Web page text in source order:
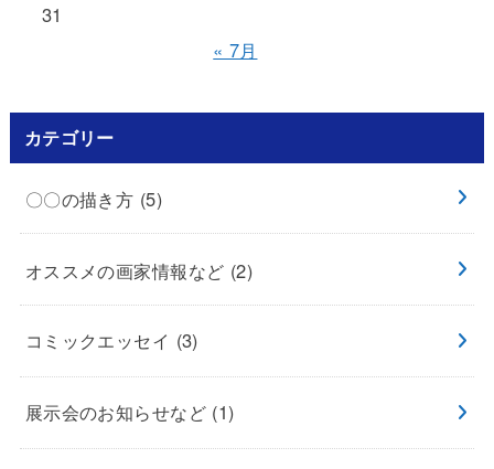
31
« 7月
カテゴリー
〇〇の描き方 (5)
オススメの画家情報など (2)
コミックエッセイ (3)
展示会のお知らせなど (1)